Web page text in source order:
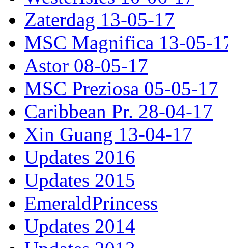
Zaterdag 13-05-17
MSC Magnifica 13-05-
Astor 08-05-17
MSC Preziosa 05-05-17
Caribbean Pr. 28-04-17
Xin Guang 13-04-17
Updates 2016
Updates 2015
EmeraldPrincess
Updates 2014